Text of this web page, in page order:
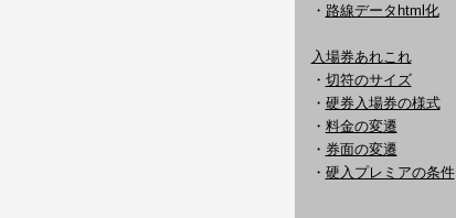
・ 路線データhtml化
入場券あれこれ
・ 切符のサイズ
・ 硬券入場券の様式
・ 料金の変遷
・ 券面の変遷
・ 硬入プレミアの条件